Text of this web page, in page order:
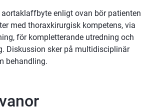
enligt ovan bör patienten
med thoraxkirurgisk kompetens, via
för kompletterande utredning och
Diskussion sker på multidisciplinär
behandling.